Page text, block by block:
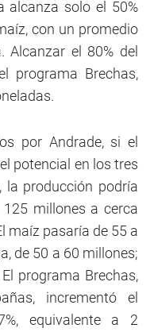
alcanza solo el 50%
con un promedio
Alcanzar el 80% del
programa Brechas,
por Andrade, si el
potencial en los tres
la producción podría
millones a cerca
maíz pasaría de 55 a
de 50 a 60 millones;
programa Brechas,
incrementó el
equivalente a 2